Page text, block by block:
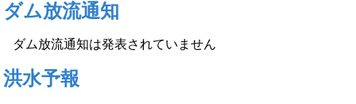
ダム放流通知
ダム放流通知は発表されていません
洪水予報